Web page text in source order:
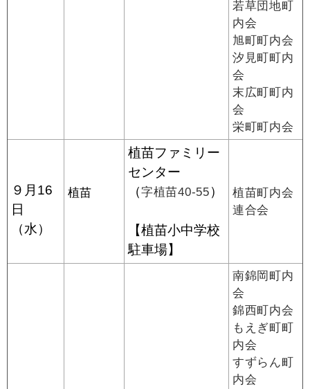
若草団地町
内会
旭町町内会
汐見町町内
会
末広町町内
会
栄町町内会
９月16
日
（水）
植苗
植苗ファミリー
センター
（字植苗40-55 ）
【植苗小中学校
駐車場】
植苗町内会
連合会
南錦岡町内
会
錦西町内会
もえぎ町町
内会
すずらん町
内会